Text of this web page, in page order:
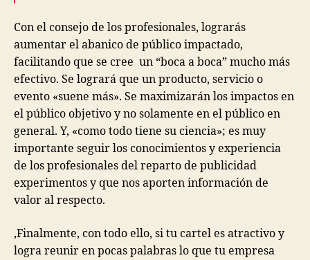
Con el consejo de los profesionales, lograrás
aumentar el abanico de público impactado,
facilitando que se cree un “boca a boca” mucho más
efectivo. Se logrará que un producto, servicio o
evento «suene más». Se maximizarán los impactos en
el público objetivo y no solamente en el público en
general. Y, «como todo tiene su ciencia»; es muy
importante seguir los conocimientos y experiencia
de los profesionales del reparto de publicidad
experimentos y que nos aporten información de
valor al respecto.
,Finalmente, con todo ello, si tu cartel es atractivo y
logra reunir en pocas palabras lo que tu empresa